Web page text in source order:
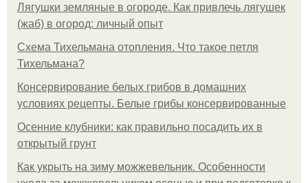
Лягушки земляные в огороде. Как привлечь лягушек
(жаб) в огород: личный опыт
Схема Тихельмана отопления. Что такое петля
Тихельмана?
Консервирование белых грибов в домашних
условиях рецепты. Белые грибы консервированные
Осенние клубники: как правильно посадить их в
открытый грунт
Как укрыть на зиму можжевельник. Особенности